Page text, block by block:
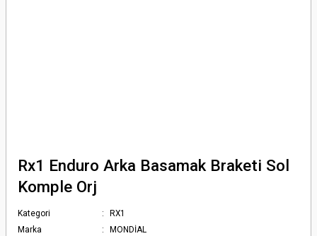
Rx1 Enduro Arka Basamak Braketi Sol
Komple Orj
Kategori
RX1
Marka
MONDİAL